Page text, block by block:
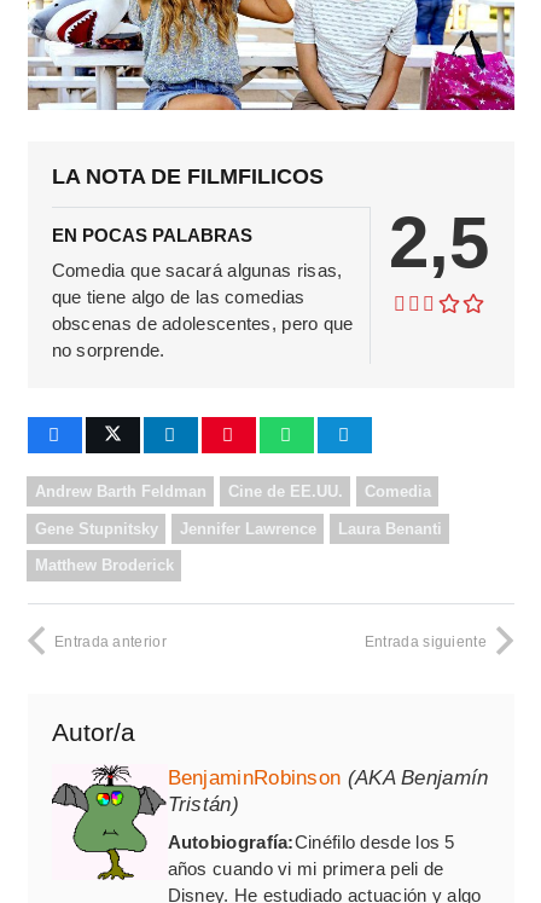
LA NOTA DE FILMFILICOS
EN POCAS PALABRAS
Comedia que sacará algunas risas,
que tiene algo de las comedias
obscenas de adolescentes, pero que
no sorprende.
2,5
Andrew Barth Feldman Cine de EE.UU. Comedia
Gene Stupnitsky Jennifer Lawrence Laura Benanti
Matthew Broderick
Entrada anterior Entrada siguiente
Autor/a
BenjaminRobinson (AKA Benjamín
Tristán)
Autobiografía:Cinéfilo desde los 5
años cuando vi mi primera peli de
Disney. He estudiado actuación y algo